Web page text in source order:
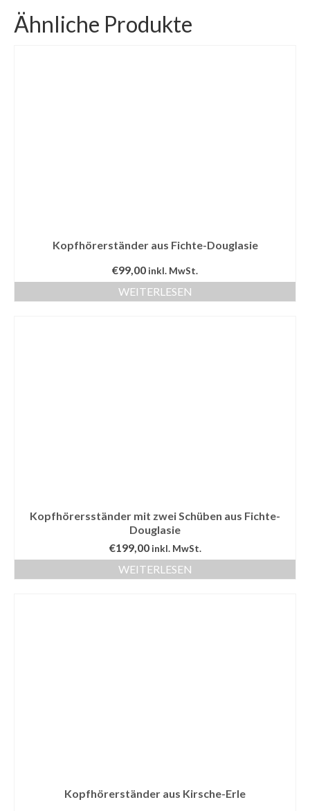
Ähnliche Produkte
Kopfhörerständer aus Fichte-Douglasie
€99,00 inkl. MwSt.
WEITERLESEN
Kopfhörersständer mit zwei Schüben aus Fichte-
Douglasie
€199,00 inkl. MwSt.
WEITERLESEN
Kopfhörerständer aus Kirsche-Erle